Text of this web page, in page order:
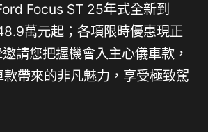
Focus ST 25年式全新到
萬元起；各項限時優惠現正
請您把握機會入主心儀車款，
帶來的非凡魅力，享受極致駕